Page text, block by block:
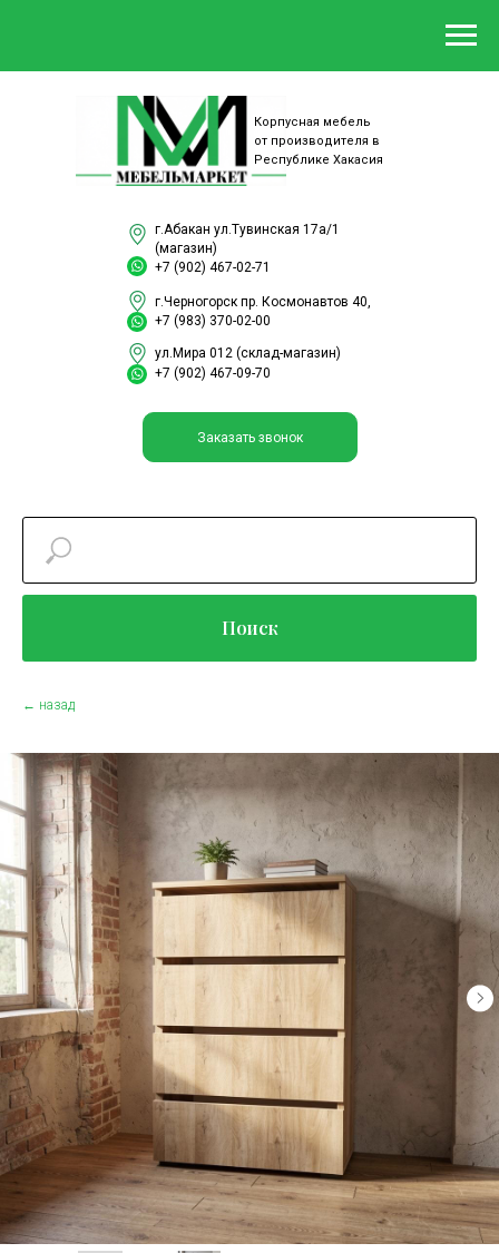
Корпусная мебель
от производителя в
Республике Хакасия
г.Абакан ул.Тувинская 17а/1
(магазин)
+7 (902) 467-02-71
г.Черногорск пр. Космонавтов 40,
+7 (983) 370-02-00
ул.Мира 012 (склад-магазин)
+7 (902) 467-09-70
Заказать звонок
Поиск
← назад